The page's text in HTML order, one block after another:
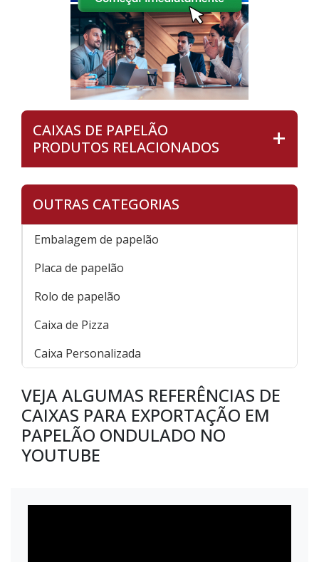
CAIXAS DE PAPELÃO
PRODUTOS RELACIONADOS
OUTRAS CATEGORIAS
Embalagem de papelão
Placa de papelão
Rolo de papelão
Caixa de Pizza
Caixa Personalizada
VEJA ALGUMAS REFERÊNCIAS DE
CAIXAS PARA EXPORTAÇÃO EM
PAPELÃO ONDULADO NO
YOUTUBE